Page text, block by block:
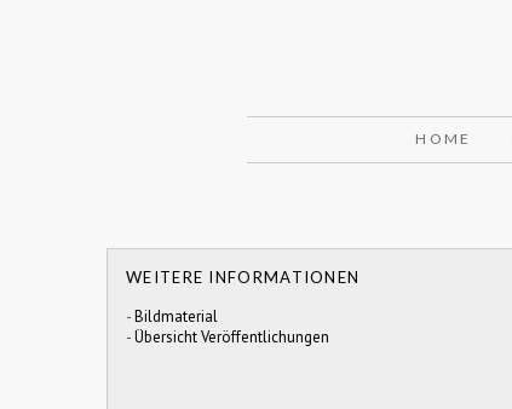
HOME
WEITERE INFORMATIONEN
-Bildmaterial
-Übersicht Veröffentlichungen